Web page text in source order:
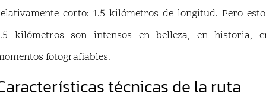
corto: 1.5 kilómetros de longitud. Pero
kilómetros son intensos en belleza, en historia,
fotografiables.
técnicas de la ruta